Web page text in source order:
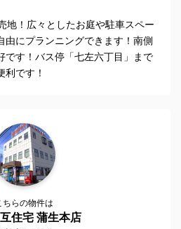
地！広々としたお庭や駐車スペー
由にプランニングできます！南側
です！バス停「七左六丁目」まで
です！
ちらの物件は
住宅 蒲生本店